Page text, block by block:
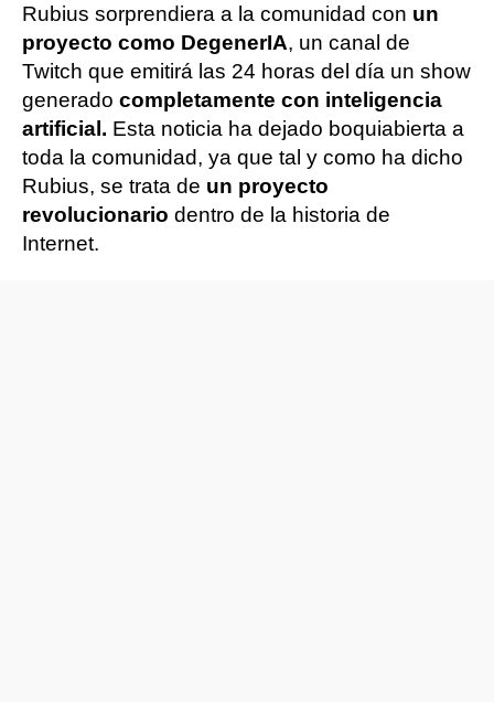
Rubius sorprendiera a la comunidad con un
proyecto como DegenerIA, un canal de
Twitch que emitirá las 24 horas del día un show
generado completamente con inteligencia
artificial. Esta noticia ha dejado boquiabierta a
toda la comunidad, ya que tal y como ha dicho
Rubius, se trata de un proyecto
revolucionario dentro de la historia de
Internet.